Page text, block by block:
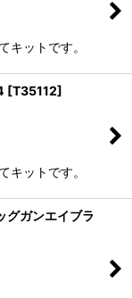
キットです。
[T35112]
キットです。
ガンエイブラ